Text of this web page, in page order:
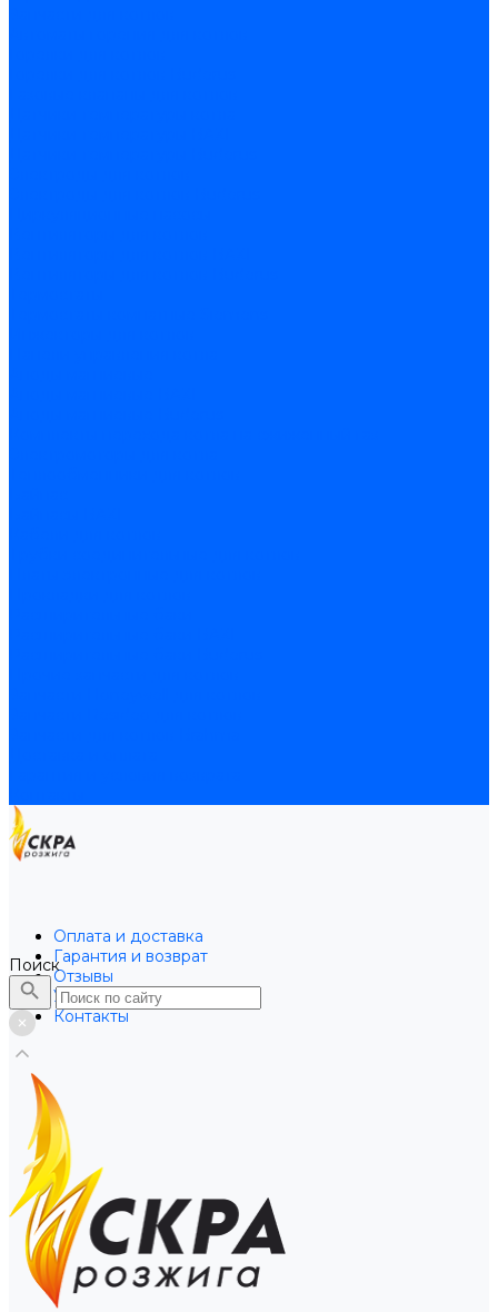
Оплата и доставка
Гарантия и возврат
Отзывы
Услуги
Контакты
Поиск